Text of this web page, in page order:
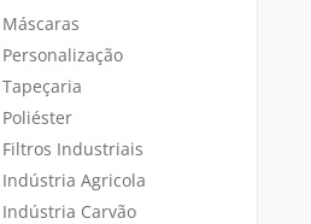
Máscaras
Personalização
Tapeçaria
Poliéster
Filtros Industriais
Indústria Agricola
Indústria Carvão